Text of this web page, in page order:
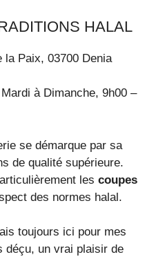
HALAL
la Paix, 03700 Denia
Mardi à Dimanche, 9h00 –
se démarque par sa
de qualité supérieure.
les coupes
des normes halal.
toujours ici pour mes
déçu, un vrai plaisir de